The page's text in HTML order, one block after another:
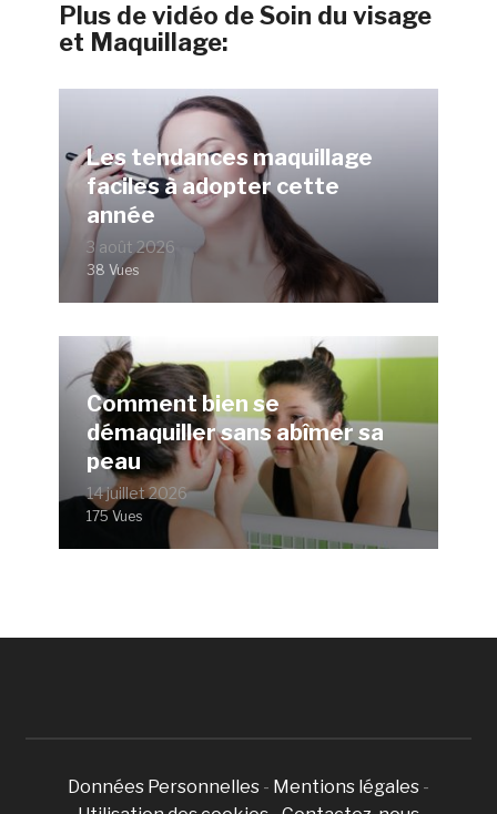
Plus de vidéo de Soin du visage
et Maquillage:
Les tendances maquillage
faciles à adopter cette
année
3 août 2026
38 Vues
Comment bien se
démaquiller sans abîmer sa
peau
14 juillet 2026
175 Vues
Données Personnelles - Mentions légales -